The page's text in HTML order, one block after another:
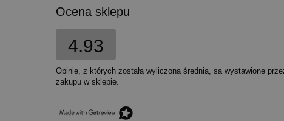
Ocena sklepu
4.93
Opinie, z których została wyliczona średnia, są wystawione
zakupu w sklepie.